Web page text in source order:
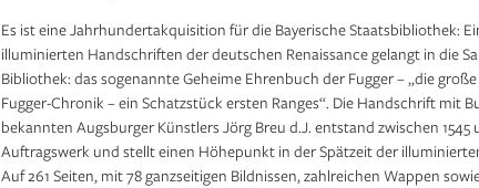
Es ist eine Jahrhundertakquisition für die Bayerische Staatsbibliothek:
illuminierten Handschriften der deutschen Renaissance gelangt in die
Bibliothek: das sogenannte Geheime Ehrenbuch der Fugger – „die
Fugger-Chronik – ein Schatzstück ersten Ranges“. Die Handschrift mit
bekannten Augsburger Künstlers Jörg Breu d.J. entstand zwischen 1545
Auftragswerk und stellt einen Höhepunkt in der Spätzeit der
Auf 261 Seiten, mit 78 ganzseitigen Bildnissen, zahlreichen Wappen